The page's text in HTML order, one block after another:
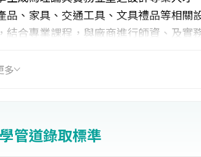
品、家具、交通工具、文具禮品等相關
結合專業課程，與廠商進行師資、及實
多
管道錄取標準